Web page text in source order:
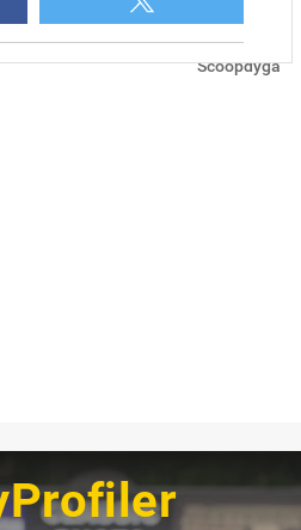
Carres svenskfödde sexåring
i Vincennesdebuten i januari. Foto
Scoopdyga